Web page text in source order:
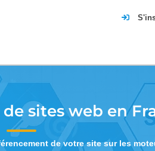
sites web en
de votre site sur les